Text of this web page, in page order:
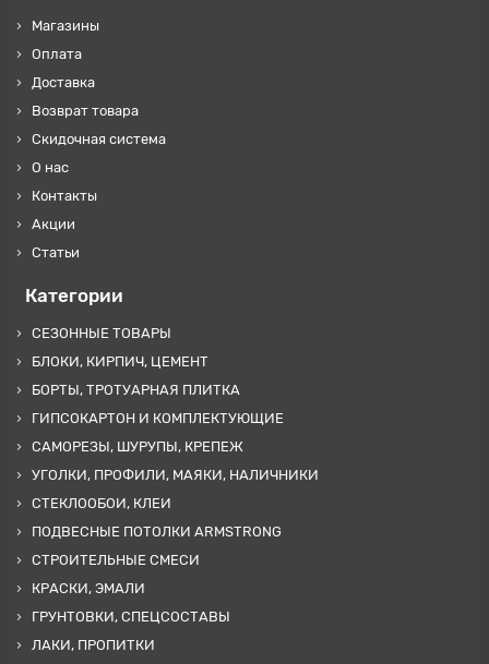
Магазины
Оплата
Доставка
Возврат товара
Скидочная система
О нас
Контакты
Акции
Статьи
Категории
СЕЗОННЫЕ ТОВАРЫ
БЛОКИ, КИРПИЧ, ЦЕМЕНТ
БОРТЫ, ТРОТУАРНАЯ ПЛИТКА
ГИПСОКАРТОН И КОМПЛЕКТУЮЩИЕ
САМОРЕЗЫ, ШУРУПЫ, КРЕПЕЖ
УГОЛКИ, ПРОФИЛИ, МАЯКИ, НАЛИЧНИКИ
СТЕКЛООБОИ, КЛЕИ
ПОДВЕСНЫЕ ПОТОЛКИ ARMSTRONG
СТРОИТЕЛЬНЫЕ СМЕСИ
КРАСКИ, ЭМАЛИ
ГРУНТОВКИ, СПЕЦСОСТАВЫ
ЛАКИ, ПРОПИТКИ